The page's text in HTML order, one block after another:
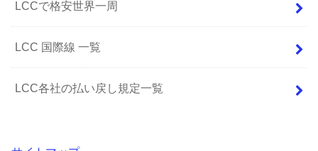
LCCで格安世界一周
LCC 国際線 一覧
LCC各社の払い戻し規定一覧